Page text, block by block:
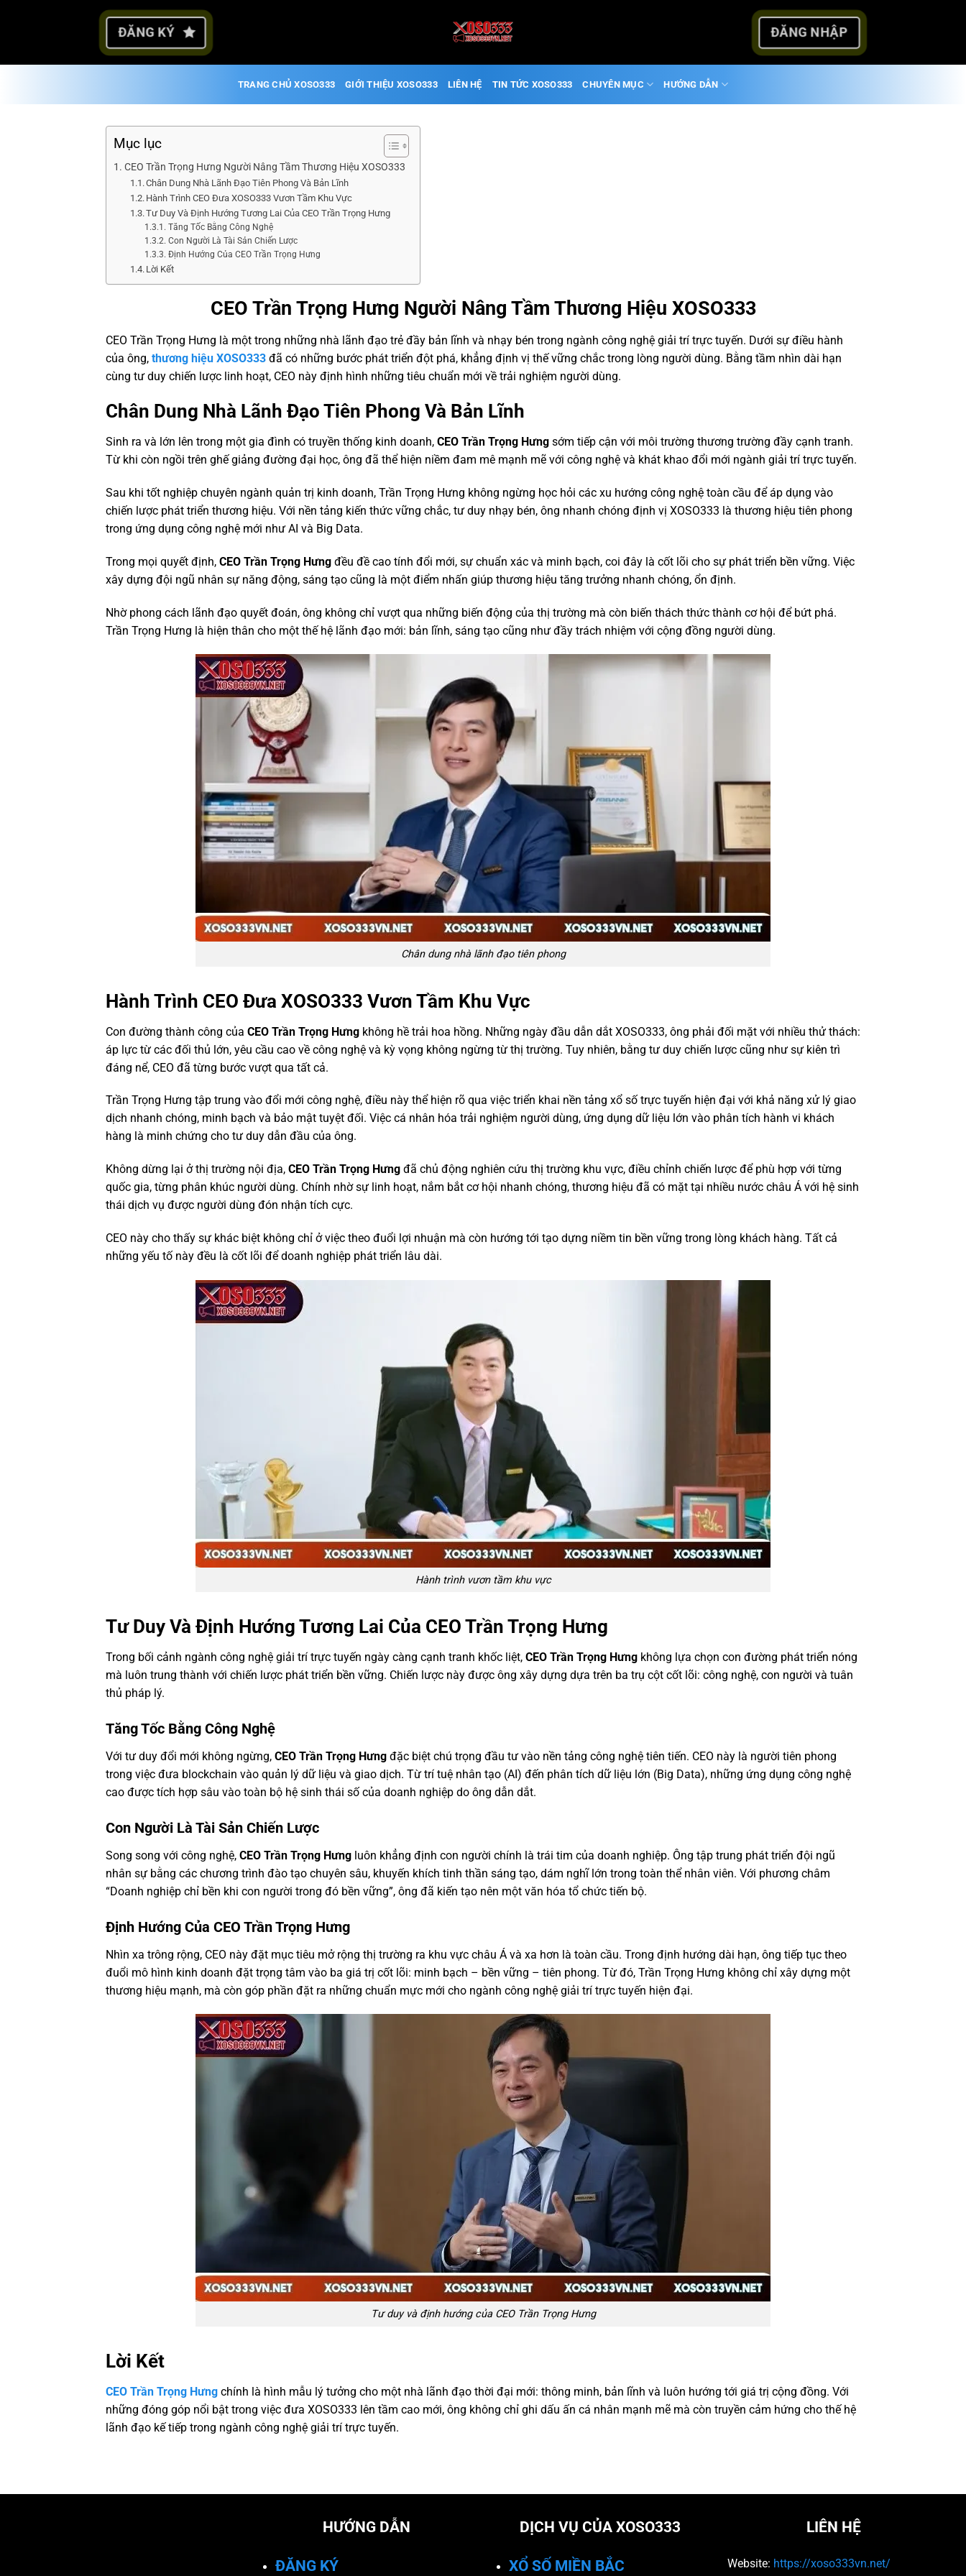
dung
ĐĂNG KÝ ĐĂNG NHẬP
TRANG CHỦ XOSO333 GIỚI THIỆU XOSO333 LIÊN HỆ TIN TỨC XOSO333 CHUYÊN MỤC HƯỚNG DẪN
Mục lục
CEO Trần Trọng Hưng Người Nâng Tầm Thương Hiệu XOSO333
Chân Dung Nhà Lãnh Đạo Tiên Phong Và Bản Lĩnh
Hành Trình CEO Đưa XOSO333 Vươn Tầm Khu Vực
Tư Duy Và Định Hướng Tương Lai Của CEO Trần Trọng Hưng
Tăng Tốc Bằng Công Nghệ
Con Người Là Tài Sản Chiến Lược
Định Hướng Của CEO Trần Trọng Hưng
Lời Kết
CEO Trần Trọng Hưng Người Nâng Tầm Thương Hiệu XOSO333
CEO Trần Trọng Hưng là một trong những nhà lãnh đạo trẻ đầy bản lĩnh và nhạy bén trong ngành công nghệ giải trí trực tuyến. Dưới sự điều hành
của ông, thương hiệu XOSO333 đã có những bước phát triển đột phá, khẳng định vị thế vững chắc trong lòng người dùng. Bằng tầm nhìn dài hạn
cùng tư duy chiến lược linh hoạt, CEO này định hình những tiêu chuẩn mới về trải nghiệm người dùng.
Chân Dung Nhà Lãnh Đạo Tiên Phong Và Bản Lĩnh
Sinh ra và lớn lên trong một gia đình có truyền thống kinh doanh, CEO Trần Trọng Hưng sớm tiếp cận với môi trường thương trường đầy cạnh tranh.
Từ khi còn ngồi trên ghế giảng đường đại học, ông đã thể hiện niềm đam mê mạnh mẽ với công nghệ và khát khao đổi mới ngành giải trí trực tuyến.
Sau khi tốt nghiệp chuyên ngành quản trị kinh doanh, Trần Trọng Hưng không ngừng học hỏi các xu hướng công nghệ toàn cầu để áp dụng vào
chiến lược phát triển thương hiệu. Với nền tảng kiến thức vững chắc, tư duy nhạy bén, ông nhanh chóng định vị XOSO333 là thương hiệu tiên phong
trong ứng dụng công nghệ mới như AI và Big Data.
Trong mọi quyết định, CEO Trần Trọng Hưng đều đề cao tính đổi mới, sự chuẩn xác và minh bạch, coi đây là cốt lõi cho sự phát triển bền vững. Việc
xây dựng đội ngũ nhân sự năng động, sáng tạo cũng là một điểm nhấn giúp thương hiệu tăng trưởng nhanh chóng, ổn định.
Nhờ phong cách lãnh đạo quyết đoán, ông không chỉ vượt qua những biến động của thị trường mà còn biến thách thức thành cơ hội để bứt phá.
Trần Trọng Hưng là hiện thân cho một thế hệ lãnh đạo mới: bản lĩnh, sáng tạo cũng như đầy trách nhiệm với cộng đồng người dùng.
Chân dung nhà lãnh đạo tiên phong
Hành Trình CEO Đưa XOSO333 Vươn Tầm Khu Vực
Con đường thành công của CEO Trần Trọng Hưng không hề trải hoa hồng. Những ngày đầu dẫn dắt XOSO333, ông phải đối mặt với nhiều thử thách:
áp lực từ các đối thủ lớn, yêu cầu cao về công nghệ và kỳ vọng không ngừng từ thị trường. Tuy nhiên, bằng tư duy chiến lược cũng như sự kiên trì
đáng nể, CEO đã từng bước vượt qua tất cả.
Trần Trọng Hưng tập trung vào đổi mới công nghệ, điều này thể hiện rõ qua việc triển khai nền tảng xổ số trực tuyến hiện đại với khả năng xử lý giao
dịch nhanh chóng, minh bạch và bảo mật tuyệt đối. Việc cá nhân hóa trải nghiệm người dùng, ứng dụng dữ liệu lớn vào phân tích hành vi khách
hàng là minh chứng cho tư duy dẫn đầu của ông.
Không dừng lại ở thị trường nội địa, CEO Trần Trọng Hưng đã chủ động nghiên cứu thị trường khu vực, điều chỉnh chiến lược để phù hợp với từng
quốc gia, từng phân khúc người dùng. Chính nhờ sự linh hoạt, nắm bắt cơ hội nhanh chóng, thương hiệu đã có mặt tại nhiều nước châu Á với hệ sinh
thái dịch vụ được người dùng đón nhận tích cực.
CEO này cho thấy sự khác biệt không chỉ ở việc theo đuổi lợi nhuận mà còn hướng tới tạo dựng niềm tin bền vững trong lòng khách hàng. Tất cả
những yếu tố này đều là cốt lõi để doanh nghiệp phát triển lâu dài.
Hành trình vươn tầm khu vực
Tư Duy Và Định Hướng Tương Lai Của CEO Trần Trọng Hưng
Trong bối cảnh ngành công nghệ giải trí trực tuyến ngày càng cạnh tranh khốc liệt, CEO Trần Trọng Hưng không lựa chọn con đường phát triển nóng
mà luôn trung thành với chiến lược phát triển bền vững. Chiến lược này được ông xây dựng dựa trên ba trụ cột cốt lõi: công nghệ, con người và tuân
thủ pháp lý.
Tăng Tốc Bằng Công Nghệ
Với tư duy đổi mới không ngừng, CEO Trần Trọng Hưng đặc biệt chú trọng đầu tư vào nền tảng công nghệ tiên tiến. CEO này là người tiên phong
trong việc đưa blockchain vào quản lý dữ liệu và giao dịch. Từ trí tuệ nhân tạo (AI) đến phân tích dữ liệu lớn (Big Data), những ứng dụng công nghệ
cao được tích hợp sâu vào toàn bộ hệ sinh thái số của doanh nghiệp do ông dẫn dắt.
Con Người Là Tài Sản Chiến Lược
Song song với công nghệ, CEO Trần Trọng Hưng luôn khẳng định con người chính là trái tim của doanh nghiệp. Ông tập trung phát triển đội ngũ
nhân sự bằng các chương trình đào tạo chuyên sâu, khuyến khích tinh thần sáng tạo, dám nghĩ lớn trong toàn thể nhân viên. Với phương châm
“Doanh nghiệp chỉ bền khi con người trong đó bền vững”, ông đã kiến tạo nên một văn hóa tổ chức tiến bộ.
Định Hướng Của CEO Trần Trọng Hưng
Nhìn xa trông rộng, CEO này đặt mục tiêu mở rộng thị trường ra khu vực châu Á và xa hơn là toàn cầu. Trong định hướng dài hạn, ông tiếp tục theo
đuổi mô hình kinh doanh đặt trọng tâm vào ba giá trị cốt lõi: minh bạch – bền vững – tiên phong. Từ đó, Trần Trọng Hưng không chỉ xây dựng một
thương hiệu mạnh, mà còn góp phần đặt ra những chuẩn mực mới cho ngành công nghệ giải trí trực tuyến hiện đại.
Tư duy và định hướng của CEO Trần Trọng Hưng
Lời Kết
CEO Trần Trọng Hưng chính là hình mẫu lý tưởng cho một nhà lãnh đạo thời đại mới: thông minh, bản lĩnh và luôn hướng tới giá trị cộng đồng. Với
những đóng góp nổi bật trong việc đưa XOSO333 lên tầm cao mới, ông không chỉ ghi dấu ấn cá nhân mạnh mẽ mà còn truyền cảm hứng cho thế hệ
lãnh đạo kế tiếp trong ngành công nghệ giải trí trực tuyến.
HƯỚNG DẪN
ĐĂNG KÝ
DỊCH VỤ CỦA XOSO333
XỔ SỐ MIỀN BẮC
LIÊN HỆ
Website: https://xoso333vn.net/